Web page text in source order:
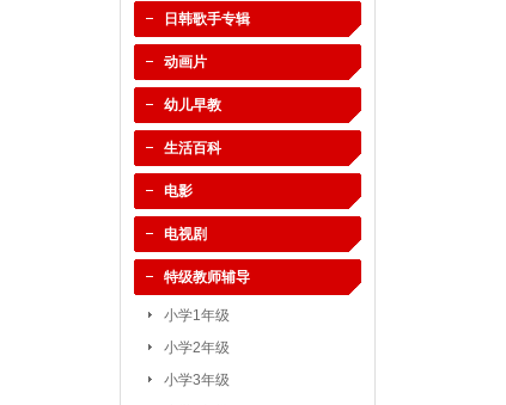
日韩歌手专辑
动画片
幼儿早教
生活百科
电影
电视剧
特级教师辅导
小学1年级
小学2年级
小学3年级